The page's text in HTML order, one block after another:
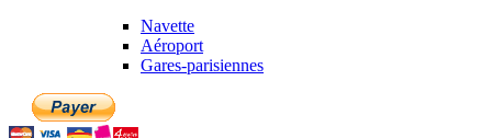
Navette
Aéroport
Gares-parisiennes